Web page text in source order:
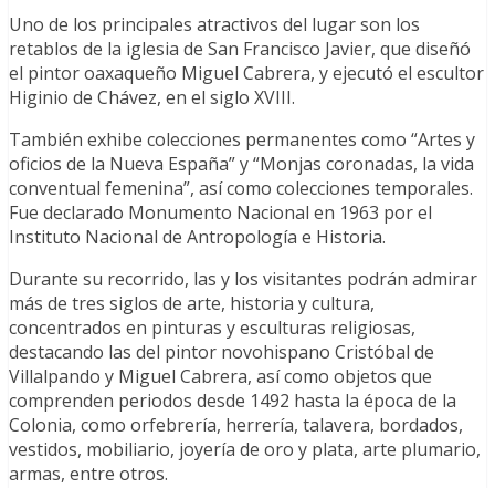
Uno de los principales atractivos del lugar son los
retablos de la iglesia de San Francisco Javier, que diseñó
el pintor oaxaqueño Miguel Cabrera, y ejecutó el escultor
Higinio de Chávez, en el siglo XVIII.
También exhibe colecciones permanentes como “Artes y
oficios de la Nueva España” y “Monjas coronadas, la vida
conventual femenina”, así como colecciones temporales.
Fue declarado Monumento Nacional en 1963 por el
Instituto Nacional de Antropología e Historia.
Durante su recorrido, las y los visitantes podrán admirar
más de tres siglos de arte, historia y cultura,
concentrados en pinturas y esculturas religiosas,
destacando las del pintor novohispano Cristóbal de
Villalpando y Miguel Cabrera, así como objetos que
comprenden periodos desde 1492 hasta la época de la
Colonia, como orfebrería, herrería, talavera, bordados,
vestidos, mobiliario, joyería de oro y plata, arte plumario,
armas, entre otros.